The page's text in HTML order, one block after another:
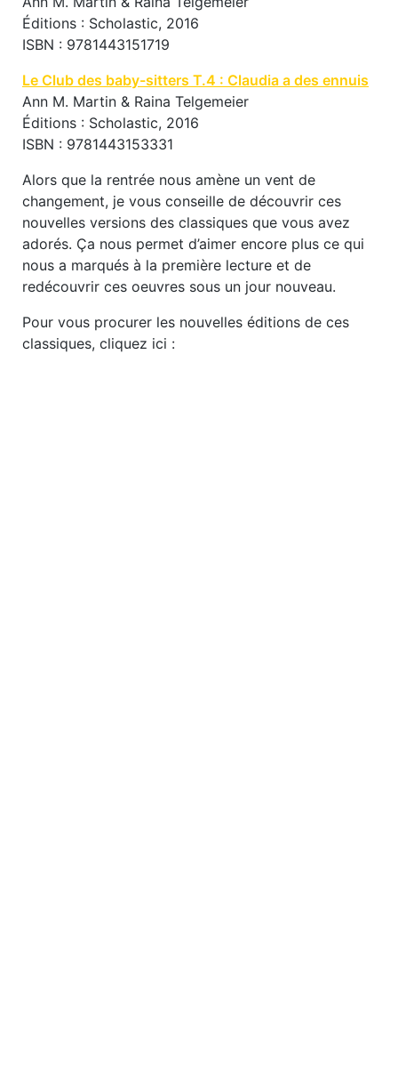
Éditions : Scholastic, 2016
ISBN : 9781443151719
Le Club des baby-sitters T.4 : Claudia a des ennuis
Ann M. Martin & Raina Telgemeier
Éditions : Scholastic, 2016
ISBN : 9781443153331
Alors que la rentrée nous amène un vent de
changement, je vous conseille de découvrir ces
nouvelles versions des classiques que vous avez
adorés. Ça nous permet d’aimer encore plus ce qui
nous a marqués à la première lecture et de
redécouvrir ces oeuvres sous un jour nouveau.
Pour vous procurer les nouvelles éditions de ces
classiques, cliquez ici :